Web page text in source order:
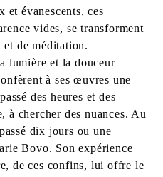
et évanescents, ces
vides, se transforment
et de méditation.
lumière et la douceur
à ses œuvres une
des heures et des
à chercher des nuances. Au
dix jours ou une
Bovo. Son expérience
de ces confins, lui offre le